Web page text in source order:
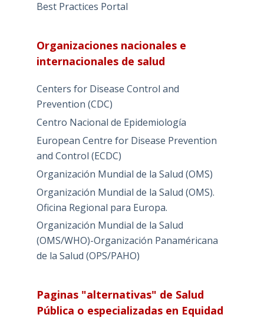
Best Practices Portal
Organizaciones nacionales e
internacionales de salud
Centers for Disease Control and
Prevention (CDC)
Centro Nacional de Epidemiología
European Centre for Disease Prevention
and Control (ECDC)
Organización Mundial de la Salud (OMS)
Organización Mundial de la Salud (OMS).
Oficina Regional para Europa.
Organización Mundial de la Salud
(OMS/WHO)-Organización Panaméricana
de la Salud (OPS/PAHO)
Paginas "alternativas" de Salud
Pública o especializadas en Equidad